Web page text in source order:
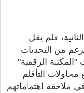
فلم يقل
من التحديات
الرقمية"
التأقلم
ملاحقة اهتماماتهم